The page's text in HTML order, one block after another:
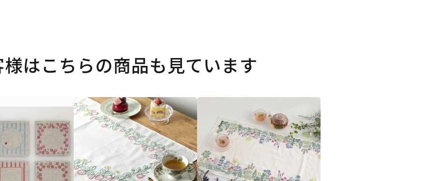
はこちらの商品も見ています